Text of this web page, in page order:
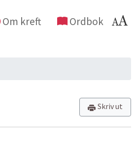
Om kreft Ordbok
Skriv ut